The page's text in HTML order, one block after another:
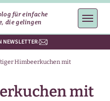
für einfache
die gelingen
NEWSLETTER
Himbeerkuchen mit
mit